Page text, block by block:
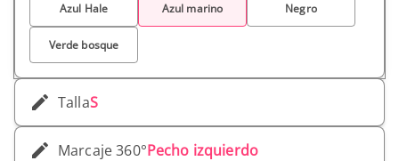
Azul Hale Azul marino Negro
Verde bosque
TallaS
Marcaje 360°Pecho izquierdo